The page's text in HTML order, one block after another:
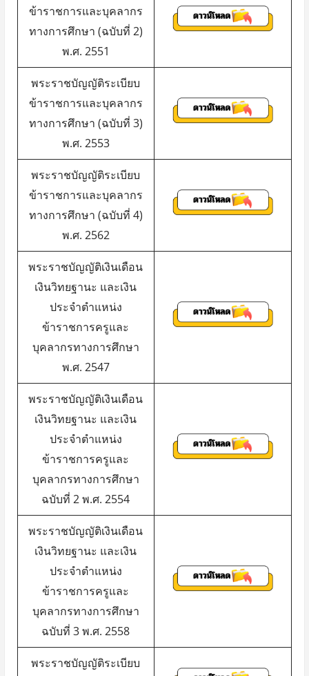
ข้าราชการและบุคลากร
ทางการศึกษา (ฉบับที่ 2)
พ.ศ. 2551
พระราชบัญญัติระเบียบ
ข้าราชการและบุคลากร
ทางการศึกษา (ฉบับที่ 3)
พ.ศ. 2553
พระราชบัญญัติระเบียบ
ข้าราชการและบุคลากร
ทางการศึกษา (ฉบับที่ 4)
พ.ศ. 2562
พระราชบัญญัติเงินเดือน
เงินวิทยฐานะ และเงิน
ประจำตำแหน่ง
ข้าราชการครูและ
บุคลากรทางการศึกษา
พ.ศ. 2547
พระราชบัญญัติเงินเดือน
เงินวิทยฐานะ และเงิน
ประจำตำแหน่ง
ข้าราชการครูและ
บุคลากรทางการศึกษา
ฉบับที่ 2 พ.ศ. 2554
พระราชบัญญัติเงินเดือน
เงินวิทยฐานะ และเงิน
ประจำตำแหน่ง
ข้าราชการครูและ
บุคลากรทางการศึกษา
ฉบับที่ 3 พ.ศ. 2558
พระราชบัญญัติระเบียบ